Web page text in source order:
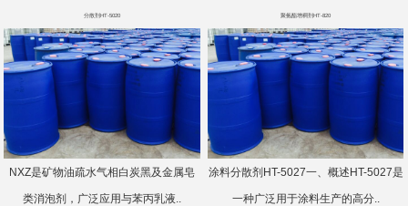
分散剂HT-5020 聚氨酯增稠剂HT-820
NXZ是矿物油疏水气相白炭黑及金属皂
类消泡剂，广泛应用与苯丙乳液..
涂料分散剂HT-5027一、概述HT-5027是
一种广泛用于涂料生产的高分..